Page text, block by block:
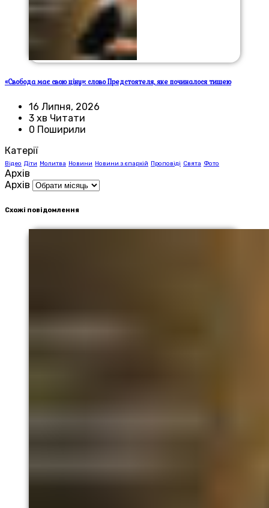
«Свобода має свою ціну»: слово Предстоятеля, яке починалося тишею
16 Липня, 2026
3 хв Читати
0 Поширили
Катерії
Відео Діти Молитва Новини Новини з єпархій Проповіді Свята Фото
Архів
Архів
Схожі повідомлення